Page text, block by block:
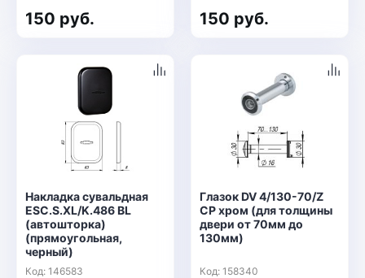
150 руб. 150 руб.
Накладка сувальдная
ESC.S.XL/K.486 BL
(автошторка)
(прямоугольная,
черный)
Код: 146583
Глазок DV 4/130-70/Z
CP хром (для толщины
двери от 70мм до
130мм)
Код: 158340